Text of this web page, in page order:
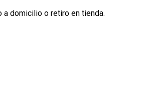
a domicilio o retiro en tienda.